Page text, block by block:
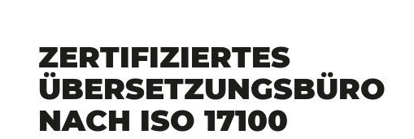
ZERTIFIZIERTES
ÜBERSETZUNGSBÜRO
NACH ISO 17100